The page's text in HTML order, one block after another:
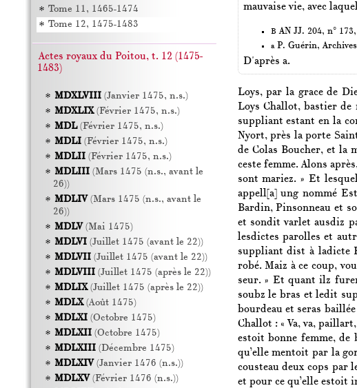
mauvaise vie, avec
B AN JJ. 204, n°
aP. Guérin,
D'après a.
Loys, par la grace de
Loys Challot, bastier de
suppliant estant en la
Nyort, près la porte
de Colas Boucher, et la
ceste femme. Alons
sont mariez. » Et
appell[a] ung nommé
Bardin, Pinsonneau et
et sondit varlet ausdiz
lesdictes parolles et
suppliant dist à ladicte
robé. Maiz à ce coup,
seur. » Et quant ilz
soubz le bras et ledit
bourdeau et seras
Challot : « Va, va,
estoit bonne femme,
qu’elle mentoit par la
cousteau deux cops par
et pour ce qu’elle estoit
Tome 11, 1465-1474
Tome 12, 1475-1483
Actes royaux du Poitou, t. 12 (1475-
1483)
MDXLVIII(Janvier 1475, n.s.)
MDXLIX(Février 1475, n.s.)
MDL(Février 1475, n.s.)
MDLI(Février 1475, n.s.)
MDLII(Février 1475, n.s.)
MDLIII(Mars 1475 (n.s., avant le
26))
MDLIV(Mars 1475 (n.s., avant le
26))
MDLV(Mai 1475)
MDLVI(Juillet 1475 (avant le 22))
MDLVII(Juillet 1475 (avant le 22))
MDLVIII(Juillet 1475 (après le 22))
MDLIX(Juillet 1475 (après le 22))
MDLX(Août 1475)
MDLXI(Octobre 1475)
MDLXII(Octobre 1475)
MDLXIII(Décembre 1475)
MDLXIV(Janvier 1476 (n.s.))
MDLXV(Février 1476 (n.s.))